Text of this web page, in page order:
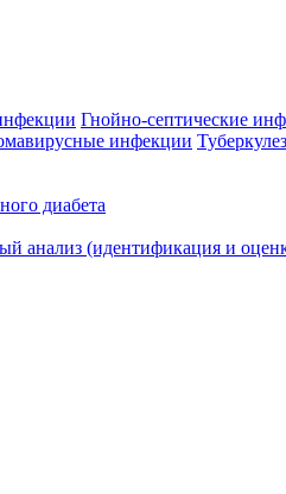
Гнойно-септические
инфекции Туберкулез
диабета
анализ (идентификация и